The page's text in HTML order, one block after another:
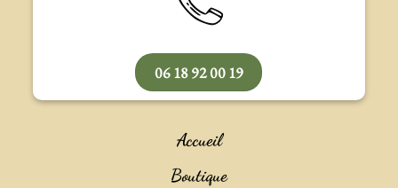
06 18 92 00 19
Accueil
Boutique